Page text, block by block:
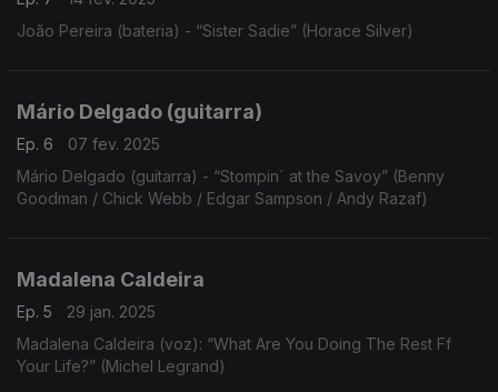
João Pereira (bateria) - “Sister Sadie” (Horace Silver)
Mário Delgado (guitarra)
Ep. 6
07 fev. 2025
Mário Delgado (guitarra) - “Stompin´ at the Savoy” (Benny
Goodman / Chick Webb / Edgar Sampson / Andy Razaf)
Madalena Caldeira
Ep. 5
29 jan. 2025
Madalena Caldeira (voz): “What Are You Doing The Rest Ff
Your Life?” (Michel Legrand)